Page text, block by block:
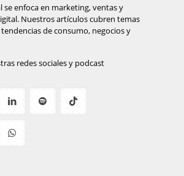
se enfoca en marketing, ventas y
Nuestros artículos cubren temas
de consumo, negocios y
redes sociales y podcast